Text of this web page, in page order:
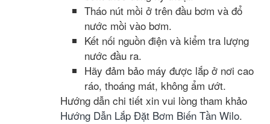
Tháo nút mồi ở trên đầu bơm và đổ
nước mồi vào bơm.
Kết nối nguồn điện và kiểm tra lượng
nước đầu ra.
Hãy đảm bảo máy được lắp ở nơi cao
ráo, thoáng mát, không ẩm ướt.
Hướng dẫn chi tiết xin vui lòng tham khảo
Hướng Dẫn Lắp Đặt Bơm Biến Tần Wilo.